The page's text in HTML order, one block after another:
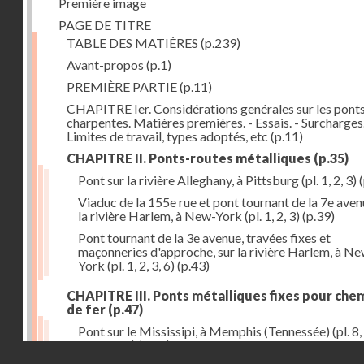
PAGE DE TITRE
TABLE DES MATIÈRES (p.239)
Avant-propos (p.1)
PREMIÈRE PARTIE(p.11)
CHAPITRE Ier. Considérations genérales sur les
charpentes. Matières premières. - Essais. -
Limites de travail, types adoptés, etc (p.11)
CHAPITRE II. Ponts-routes métalliques (p.35)
Pont sur la rivière Alleghany, à Pittsburg (pl. 1, 2, 3)
Viaduc de la 155e rue et pont tournant de la 7e
la rivière Harlem, à New-York (pl. 1, 2, 3) (p.39)
Pont tournant de la 3e avenue, travées fixes et
maçonneries d'approche, sur la rivière Harlem, à
York (pl. 1, 2, 3, 6) (p.43)
CHAPITRE III. Ponts métalliques fixes pour
de fer (p.47)
Pont sur le Mississipi, à Memphis (Tennessée) (pl. 8,
11, 12, 13)(p.47)